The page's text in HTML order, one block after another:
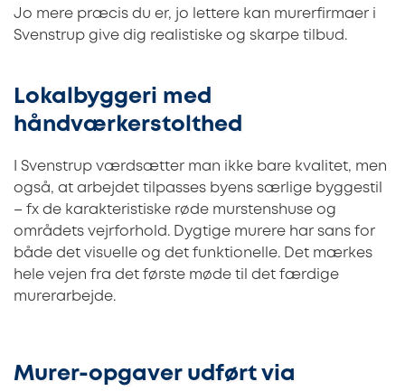
Jo mere præcis du er, jo lettere kan murerfirmaer i
Svenstrup give dig realistiske og skarpe tilbud.
Lokalbyggeri med
håndværkerstolthed
I Svenstrup værdsætter man ikke bare kvalitet, men
også, at arbejdet tilpasses byens særlige byggestil
– fx de karakteristiske røde murstenshuse og
områdets vejrforhold. Dygtige murere har sans for
både det visuelle og det funktionelle. Det mærkes
hele vejen fra det første møde til det færdige
murerarbejde.
Murer-opgaver udført via